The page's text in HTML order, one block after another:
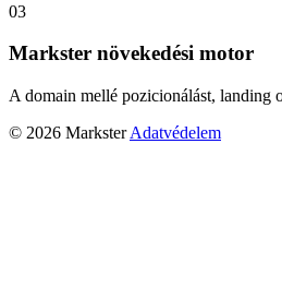
03
Markster növekedési motor
A domain mellé pozicionálást, landing
© 2026 Markster Adatvédelem